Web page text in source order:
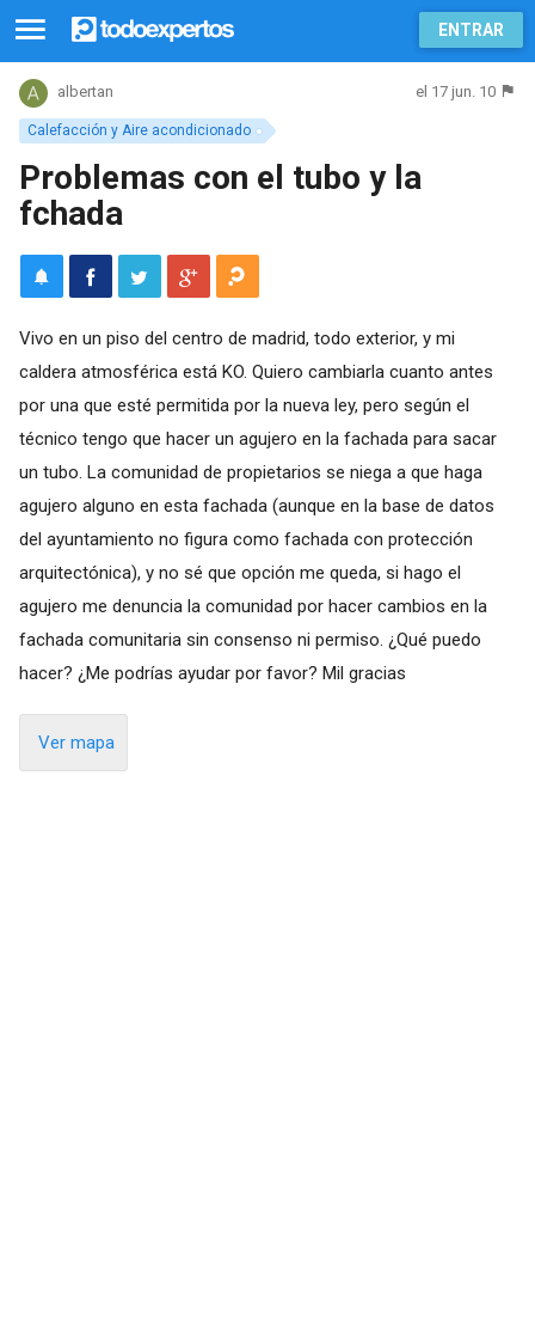
ENTRAR
Calefacción y Aire acondicionado
albertan el 17 jun. 10
Problemas con el tubo y la
fchada
Vivo en un piso del centro de madrid, todo exterior, y mi
caldera atmosférica está KO. Quiero cambiarla cuanto antes
por una que esté permitida por la nueva ley, pero según el
técnico tengo que hacer un agujero en la fachada para sacar
un tubo. La comunidad de propietarios se niega a que haga
agujero alguno en esta fachada (aunque en la base de datos
del ayuntamiento no figura como fachada con protección
arquitectónica), y no sé que opción me queda, si hago el
agujero me denuncia la comunidad por hacer cambios en la
fachada comunitaria sin consenso ni permiso. ¿Qué puedo
hacer? ¿Me podrías ayudar por favor? Mil gracias
Ver mapa